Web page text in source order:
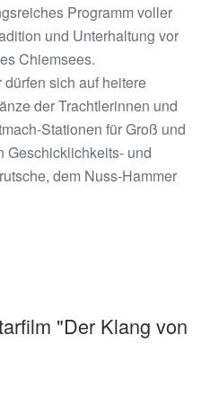
Programm voller
und Unterhaltung vor
Chiemsees.
sich auf heitere
der Trachtlerinnen und
Stationen für Groß und
Geschicklichkeits- und
dem Nuss-Hammer
"Der Klang von